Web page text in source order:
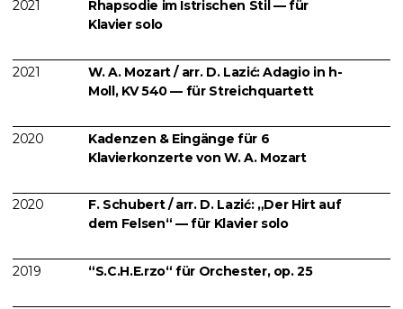
2021
Rhapsodie im Istrischen Stil — für
Klavier solo
2021
W. A. Mozart / arr. D. Lazić: Adagio in h-
Moll, KV 540 — für Streichquartett
2020
Kadenzen & Eingänge für 6
Klavierkonzerte von W. A. Mozart
2020
F. Schubert / arr. D. Lazić: „Der Hirt auf
dem Felsen“ — für Klavier solo
2019 “S.C.H.E.rzo“ für Orchester, op. 25